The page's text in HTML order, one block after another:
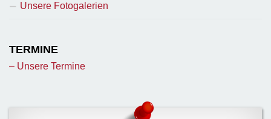
Unsere Fotogalerien
TERMINE
– Unsere Termine